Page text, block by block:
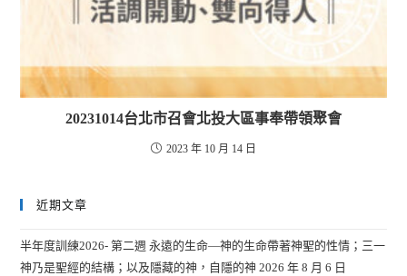
20231014台北市召會北投大區事奉帶領聚會
2023 年 10 月 14 日
近期文章
半年度訓練2026- 第二週 永遠的生命—神的生命帶著神聖的性情；三一
神乃是聖經的結構；以及隱藏的神，自隱的神 2026 年 8 月 6 日